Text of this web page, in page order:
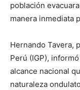
población
manera inmediata
Hernando Tavera,
Perú (IGP),
alcance nacional
naturaleza